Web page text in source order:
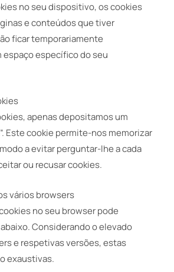
no seu dispositivo, os cookies
e conteúdos que tiver
ficar temporariamente
espaço específico do seu
apenas depositamos um
Este cookie permite-nos memorizar
a evitar perguntar-lhe a cada
ou recusar cookies.
vários browsers
no seu browser pode
Considerando o elevado
e respetivas versões, estas
exaustivas.